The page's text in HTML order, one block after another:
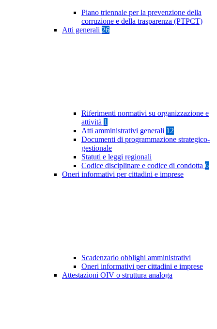
Piano triennale per la prevenzione della
corruzione e della trasparenza (PTPCT)
Atti generali 26
Riferimenti normativi su organizzazione e
attività 1
Atti amministrativi generali 12
Documenti di programmazione strategico-
gestionale
Statuti e leggi regionali
Codice disciplinare e codice di condotta 6
Oneri informativi per cittadini e imprese
Scadenzario obblighi amministrativi
Oneri informativi per cittadini e imprese
Attestazioni OIV o struttura analoga